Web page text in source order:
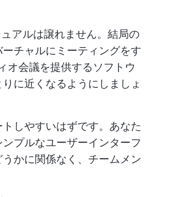
アルは譲れません。結局の
チャルにミーティングをす
オ会議を提供するソフトウ
に近くなるようにしましょ
しやすいはずです。あなた
プルなユーザーインターフ
かに関係なく、チームメン